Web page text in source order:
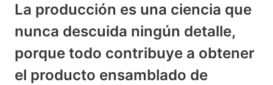
La producción es una ciencia que
nunca descuida ningún detalle,
porque todo contribuye a obtener
el producto ensamblado de